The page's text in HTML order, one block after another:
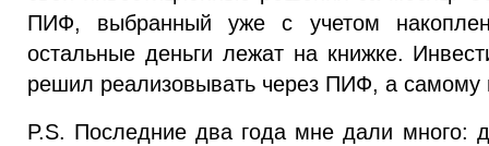
ПИФ, выбранный уже с учетом
остальные деньги лежат на книжке.
решил реализовывать через ПИФ, а самому
P.S. Последние два года мне дали много: